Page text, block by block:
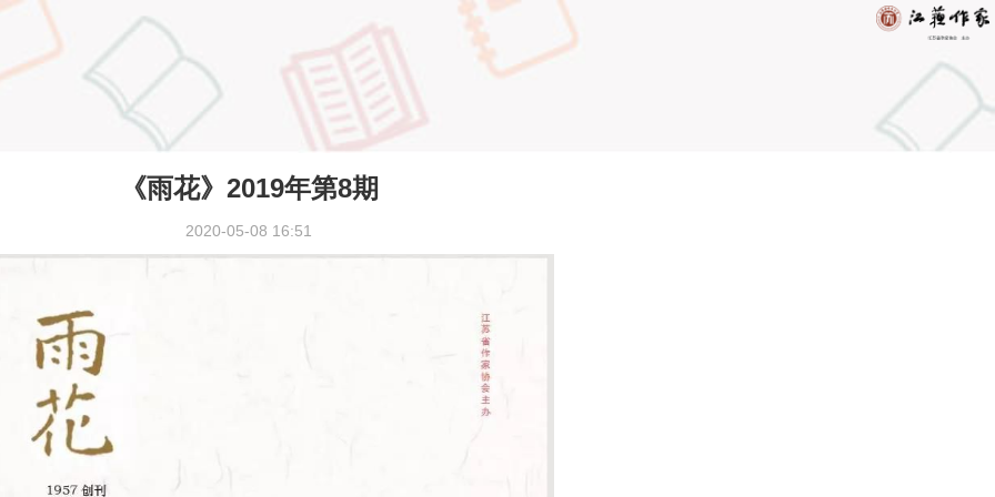
《雨花》2019年第8期
2020-05-08 16:51